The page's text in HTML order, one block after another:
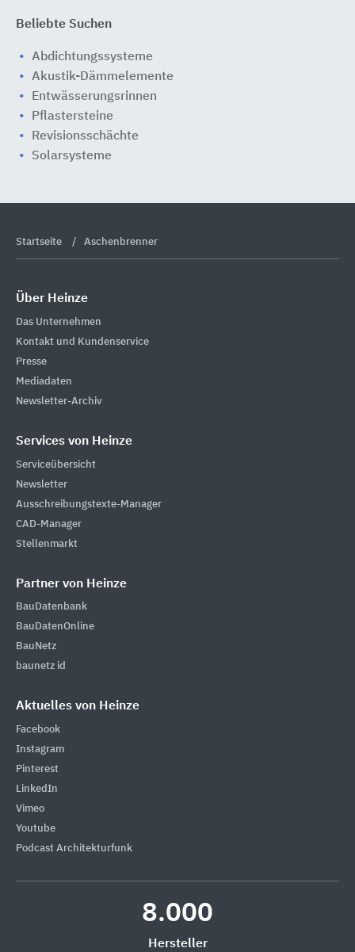
Beliebte Suchen
Abdichtungssysteme
Akustik-Dämmelemente
Entwässerungsrinnen
Pflastersteine
Revisionsschächte
Solarsysteme
Startseite Aschenbrenner
Über Heinze
Das Unternehmen
Kontakt und Kundenservice
Presse
Mediadaten
Newsletter-Archiv
Services von Heinze
Serviceübersicht
Newsletter
Ausschreibungstexte-Manager
CAD-Manager
Stellenmarkt
Partner von Heinze
BauDatenbank
BauDatenOnline
BauNetz
baunetz id
Aktuelles von Heinze
Facebook
Instagram
Pinterest
LinkedIn
Vimeo
Youtube
Podcast Architekturfunk
8.000
Hersteller